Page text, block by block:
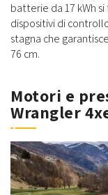
batterie da 17 kWh
dispositivi di
stagna che
76 cm.
Motori e
Wrangler